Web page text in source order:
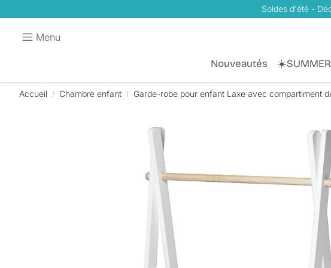
Soldes d'été -
Menu
Nouveautés
Accueil Chambre enfant Garde-robe pour enfant Laxe avec compartiment